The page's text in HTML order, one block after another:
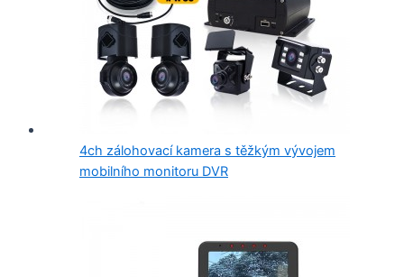
4ch zálohovací kamera s těžkým vývojem
mobilního monitoru DVR